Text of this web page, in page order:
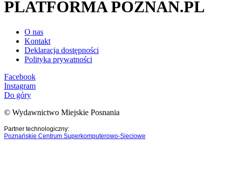
PLATFORMA POZNAN.PL
O nas
Kontakt
Deklaracja dostępności
Polityka prywatności
Facebook
Instagram
Do góry
© Wydawnictwo Miejskie Posnania
Partner technologiczny:
Poznańskie Centrum Superkomputerowo-Sieciowe